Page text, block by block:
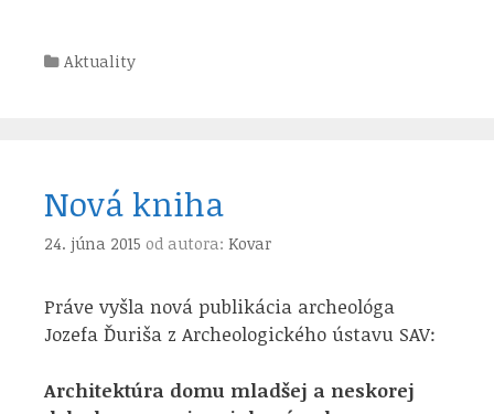
Kategórie
Aktuality
Nová kniha
24. júna 2015 od autora: Kovar
Práve vyšla nová publikácia archeológa
Jozefa Ďuriša z Archeologického ústavu SAV:
Architektúra domu mladšej a neskorej